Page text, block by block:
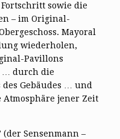
sowie die
– im Original-
Mayoral
wiederholen,
Pavillons
… durch die
Gebäudes … und
jener Zeit
(der Sensenmann –